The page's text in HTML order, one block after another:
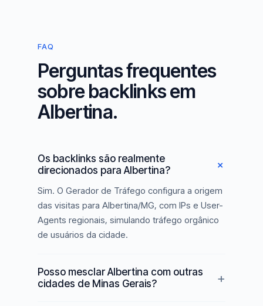
FAQ
Perguntas frequentes
sobre backlinks em
Albertina.
Os backlinks são realmente
direcionados para Albertina?
Sim. O Gerador de Tráfego configura a origem
das visitas para Albertina/MG, com IPs e User-
Agents regionais, simulando tráfego orgânico
de usuários da cidade.
Posso mesclar Albertina com outras
cidades de Minas Gerais?